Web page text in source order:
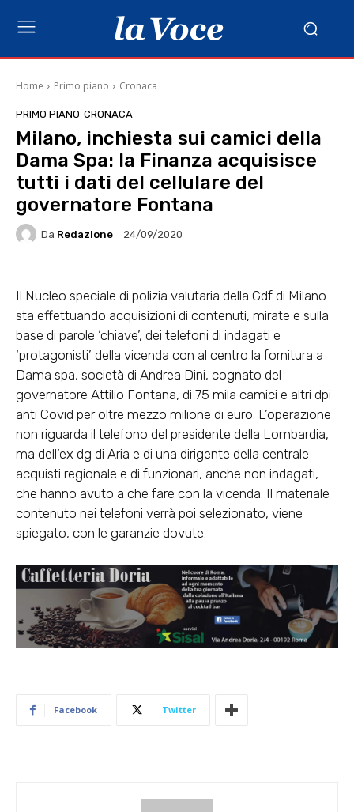
Home Primo piano Cronaca
PRIMO PIANO CRONACA
Milano, inchiesta sui camici della
Dama Spa: la Finanza acquisisce
tutti i dati del cellulare del
governatore Fontana
Da Redazione 24/09/2020
Il Nucleo speciale di polizia valutaria della Gdf di Milano
sta effettuando acquisizioni di contenuti, mirate e sulla
base di parole ‘chiave’, dei telefoni di indagati e
‘protagonisti’ della vicenda con al centro la fornitura a
Dama spa, società di Andrea Dini, cognato del
governatore Attilio Fontana, di 75 mila camici e altri dpi
anti Covid per oltre mezzo milione di euro. L’operazione
non riguarda il telefono del presidente della Lombardia,
ma dell’ex dg di Aria e di una dirigente della centrale
acquisti regionale e di funzionari, anche non indagati,
che hanno avuto a che fare con la vicenda. Il materiale
contenuto nei telefoni verrà poi selezionato, viene
spiegato, con le garanzie dovute.
Facebook Twitter